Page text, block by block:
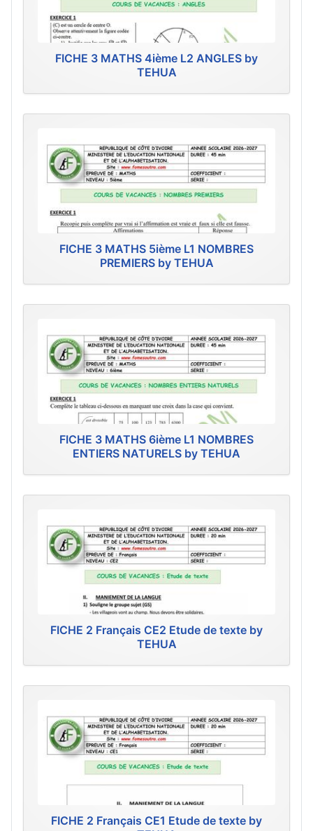
FICHE 3 MATHS 4ième L2 ANGLES by
TEHUA
FICHE 3 MATHS 5ième L1 NOMBRES
PREMIERS by TEHUA
FICHE 3 MATHS 6ième L1 NOMBRES
ENTIERS NATURELS by TEHUA
FICHE 2 Français CE2 Etude de texte by
TEHUA
FICHE 2 Français CE1 Etude de texte by